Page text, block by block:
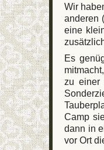
Wir
anderen
eine
Es
zu einer
Camp
dann in
vor Ort